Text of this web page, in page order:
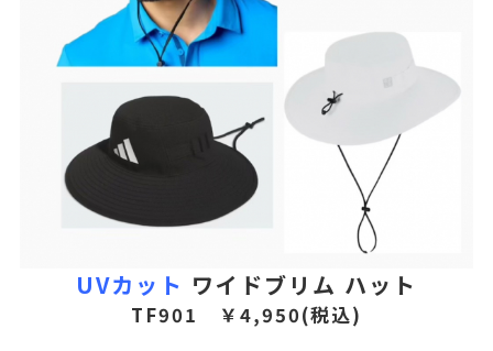
UVカット ワイドブリム ハット
TF901 ￥4,950(税込)